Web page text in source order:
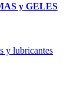
y GELES
y lubricantes